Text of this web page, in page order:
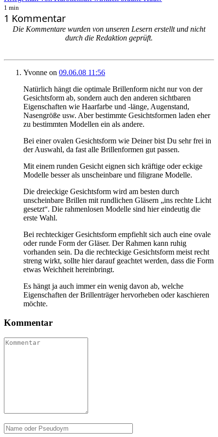
1 min
1 Kommentar
Die Kommentare wurden von unseren Lesern erstellt und nicht
durch die Redaktion geprüft.
Yvonne on 09.06.08 11:56
Natürlich hängt die optimale Brillenform nicht nur von der
Gesichtsform ab, sondern auch den anderen sichtbaren
Eigenschaften wie Haarfarbe und -länge, Augenstand,
Nasengröße usw. Aber bestimmte Gesichtsformen laden eher
zu bestimmten Modellen ein als andere.
Bei einer ovalen Gesichtsform wie Deiner bist Du sehr frei in
der Auswahl, da fast alle Brillenformen gut passen.
Mit einem runden Gesicht eignen sich kräftige oder eckige
Modelle besser als unscheinbare und filigrane Modelle.
Die dreieckige Gesichtsform wird am besten durch
unscheinbare Brillen mit rundlichen Gläsern „ins rechte Licht
gesetzt“. Die rahmenlosen Modelle sind hier eindeutig die
erste Wahl.
Bei rechteckiger Gesichtsform empfiehlt sich auch eine ovale
oder runde Form der Gläser. Der Rahmen kann ruhig
vorhanden sein. Da die rechteckige Gesichtsform meist recht
streng wirkt, sollte hier darauf geachtet werden, dass die Form
etwas Weichheit hereinbringt.
Es hängt ja auch immer ein wenig davon ab, welche
Eigenschaften der Brillenträger hervorheben oder kaschieren
möchte.
Kommentar